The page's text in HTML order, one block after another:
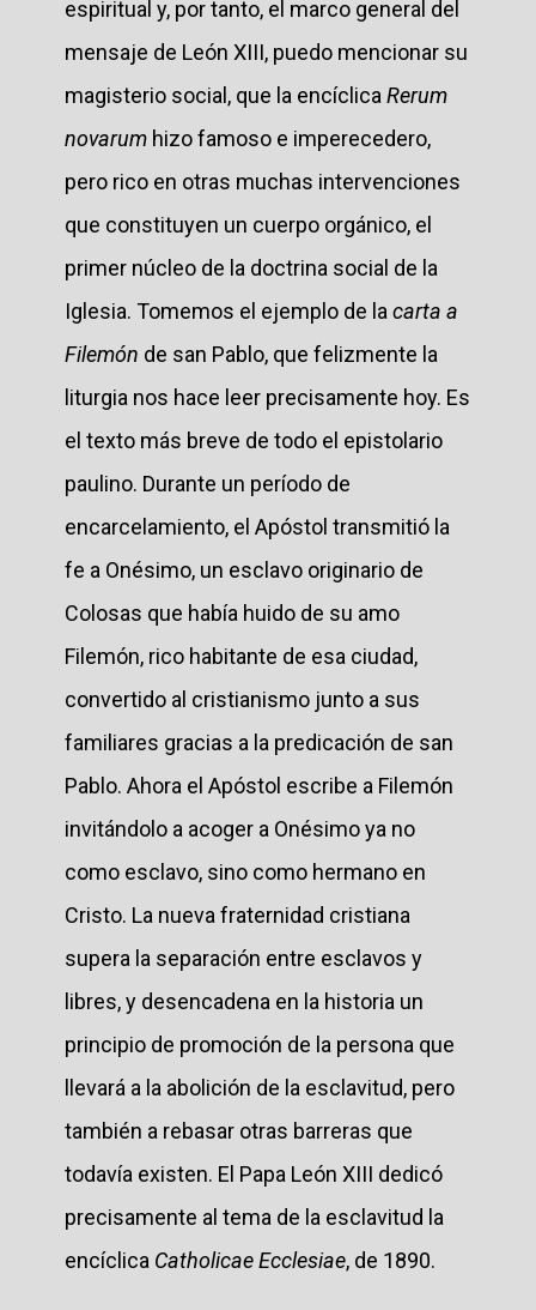
espiritual y, por tanto, el marco general del
mensaje de León XIII, puedo mencionar su
magisterio social, que la encíclica Rerum
novarum hizo famoso e imperecedero,
pero rico en otras muchas intervenciones
que constituyen un cuerpo orgánico, el
primer núcleo de la doctrina social de la
Iglesia. Tomemos el ejemplo de la carta a
Filemón de san Pablo, que felizmente la
liturgia nos hace leer precisamente hoy. Es
el texto más breve de todo el epistolario
paulino. Durante un período de
encarcelamiento, el Apóstol transmitió la
fe a Onésimo, un esclavo originario de
Colosas que había huido de su amo
Filemón, rico habitante de esa ciudad,
convertido al cristianismo junto a sus
familiares gracias a la predicación de san
Pablo. Ahora el Apóstol escribe a Filemón
invitándolo a acoger a Onésimo ya no
como esclavo, sino como hermano en
Cristo. La nueva fraternidad cristiana
supera la separación entre esclavos y
libres, y desencadena en la historia un
principio de promoción de la persona que
llevará a la abolición de la esclavitud, pero
también a rebasar otras barreras que
todavía existen. El Papa León XIII dedicó
precisamente al tema de la esclavitud la
encíclica Catholicae Ecclesiae, de 1890.